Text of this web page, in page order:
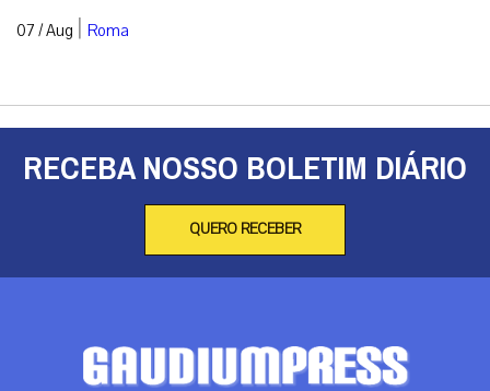
07 / Aug | Roma
RECEBA NOSSO BOLETIM DIÁRIO
QUERO RECEBER